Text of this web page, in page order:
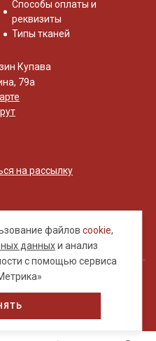
файловcookie,
данныхи анализ
с помощью сервиса
Способы оплаты и
реквизиты
Типы тканей
Купава
79а
на рассылку
данных